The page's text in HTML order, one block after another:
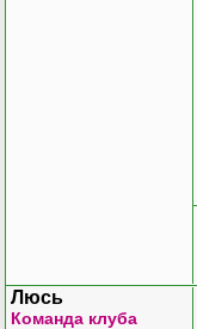
Люсь
Команда клуба